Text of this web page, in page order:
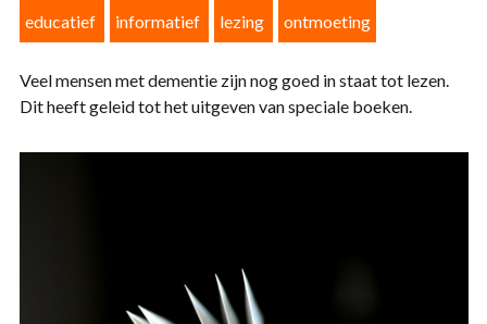
educatief informatief lezing ontmoeting
Veel mensen met dementie zijn nog goed in staat tot lezen.
Dit heeft geleid tot het uitgeven van speciale boeken.